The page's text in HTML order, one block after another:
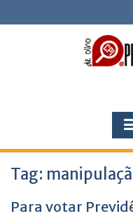
to
Tag:
Para votar